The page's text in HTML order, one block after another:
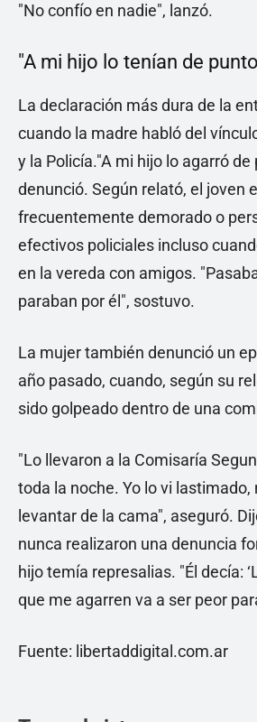
"No confío en nadie", lanzó.
"A mi hijo lo tenían de
La declaración más dura de la
cuando la madre habló del
y la Policía."A mi hijo lo agarró de
denunció. Según relató, el joven
frecuentemente demorado o
efectivos policiales incluso
en la vereda con amigos.
paraban por él", sostuvo.
La mujer también denunció un
año pasado, cuando, según su
sido golpeado dentro de una
"Lo llevaron a la Comisaría
toda la noche. Yo lo vi lastimado,
levantar de la cama", aseguró.
nunca realizaron una denuncia
hijo temía represalias. "Él decía:
que me agarren va a ser peor
Fuente: libertaddigital.com.ar